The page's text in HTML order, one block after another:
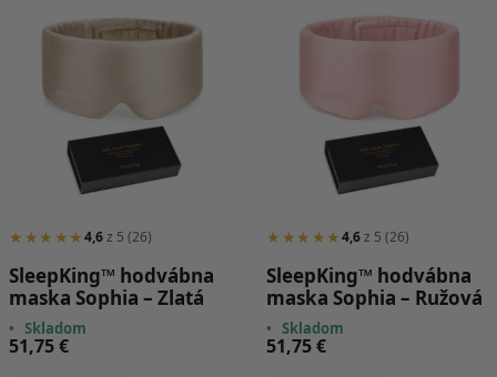
★★★★★4,6 z 5 (26)
SleepKing™ hodvábna
maska Sophia – Zlatá
• Skladom
51,75€
★★★★★4,6 z 5 (26)
SleepKing™ hodvábna
maska Sophia – Ružová
• Skladom
51,75€